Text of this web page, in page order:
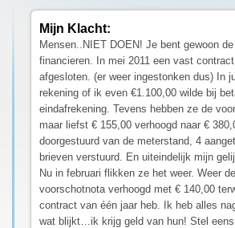
Mijn Klacht:
Mensen..NIET DOEN! Je bent gewoon
financieren. In mei 2011 een vast
afgesloten. (er weer ingestonken dus) In
rekening of ik even €1.100,00 wilde bij
eindafrekening. Tevens hebben ze de
maar liefst € 155,00 verhoogd naar €
doorgestuurd van de meterstand, 4
brieven verstuurd. En uiteindelijk mijn
Nu in februari flikken ze het weer. Weer de
voorschotnota verhoogd met € 140,00
contract van één jaar heb. Ik heb alles
wat blijkt…ik krijg geld van hun! Stel eens